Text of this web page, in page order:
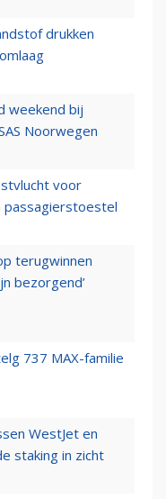
drukken
weekend bij
Noorwegen
voor
passagierstoestel
terugwinnen
bezorgend’
737 MAX-familie
WestJet en
staking in zicht